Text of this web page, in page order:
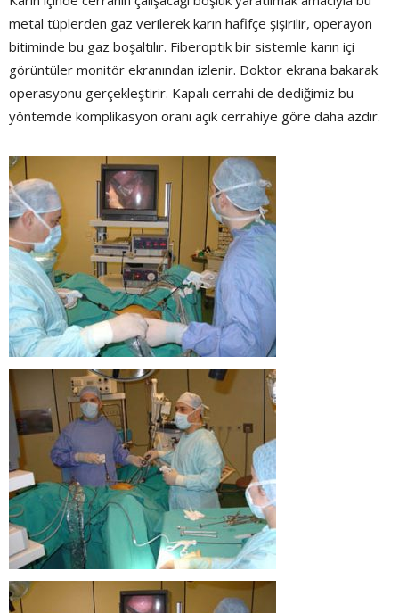
metal tüplerden gaz verilerek karın hafifçe şişirilir, operayon
bitiminde bu gaz boşaltılır. Fiberoptik bir sistemle karın içi
görüntüler monitör ekranından izlenir. Doktor ekrana bakarak
operasyonu gerçekleştirir. Kapalı cerrahi de dediğimiz bu
yöntemde komplikasyon oranı açık cerrahiye göre daha azdır.